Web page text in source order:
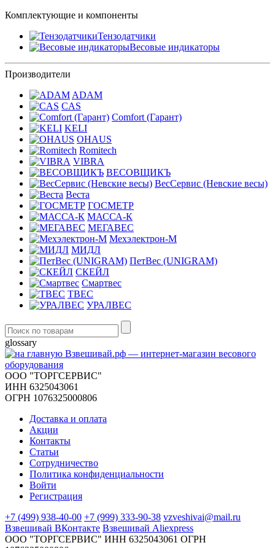
Комплектующие и компоненты
Тензодатчики
Весовые индикаторы
Производители
ADAM
CAS
Comfort (Гарант)
KELI
OHAUS
Romitech
VIBRA
ВЕСОВЩИКЪ
ВесСервис (Невские весы)
Веста
ГОСМЕТР
МАССА-К
МЕГАВЕС
Мехэлектрон-М
МИДЛ
ПетВес (UNIGRAM)
СКЕЙЛ
Смартвес
ТВЕС
УРАЛВЕС
glossary
ООО "ТОРГСЕРВИС"
ИНН 6325043061
ОГРН 1076325000806
Доставка и оплата
Акции
Контакты
Статьи
Сотрудничество
Политика конфиденциальности
Войти
Регистрация
+7 (499) 938-40-00 +7 (999) 333-90-38 vzveshivai@mail.ru
Взвешивай ВКонтакте Взвешивай Aliexpress
ООО "ТОРГСЕРВИС" ИНН 6325043061 ОГРН